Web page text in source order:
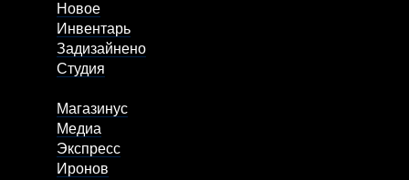
Новое
Инвентарь
Задизайнено
Студия
Магазинус
Медиа
Экспресс
Иронов